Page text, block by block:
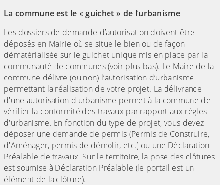
La commune est le « guichet » de l’urbanisme
Les dossiers de demande d’autorisation doivent être
déposés en Mairie où se situe le bien ou de façon
dématérialisée sur le guichet unique mis en place par la
communauté de communes (voir plus bas). Le Maire de la
commune délivre (ou non) l’autorisation d’urbanisme
permettant la réalisation de votre projet. La délivrance
d'une autorisation d'urbanisme permet à la commune de
vérifier la conformité des travaux par rapport aux règles
d'urbanisme. En fonction du type de projet, vous devez
déposer une demande de permis (Permis de Construire,
d'Aménager, permis de démolir, etc.) ou une Déclaration
Préalable de travaux. Sur le territoire, la pose des clôtures
est soumise à Déclaration Préalable (le portail est un
élément de la clôture).